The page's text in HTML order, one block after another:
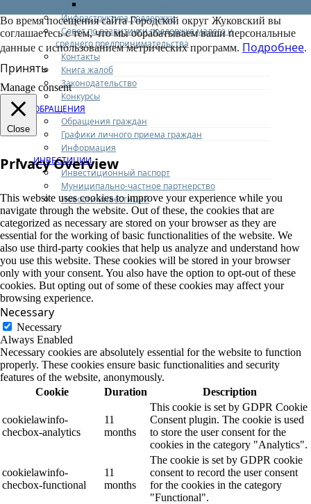
Инфраструктура поддержки
Совет по развитию и поддержке малого и
среднего предпринимательства
Контакты
Книга жалоб
Законодательство
Конкурсы
ОБРАЩЕНИЯ
Обращения граждан
Графики личного приема граждан
Информация
ИНВЕСТИЦИИ
Инвестиционный паспорт
Муниципально-частное партнерство
Новости инвестиций
Во время посещения сайта Городской округ Жуковский вы
соглашаетесь с тем, что мы обрабатываем ваши персональные
данные с использованием метрических программ. Подробнее.
Принять
Manage consent
Close
Privacy Overview
This website uses cookies to improve your experience while you
navigate through the website. Out of these, the cookies that are
categorized as necessary are stored on your browser as they are
essential for the working of basic functionalities of the website. We
also use third-party cookies that help us analyze and understand how
you use this website. These cookies will be stored in your browser
only with your consent. You also have the option to opt-out of these
cookies. But opting out of some of these cookies may affect your
browsing experience.
Necessary
Necessary
Always Enabled
Necessary cookies are absolutely essential for the website to function
properly. These cookies ensure basic functionalities and security
features of the website, anonymously.
Cookie
Duration Description
cookielawinfo-
checbox-analytics
11
months
This cookie is set by GDPR Cookie
Consent plugin. The cookie is used
to store the user consent for the
cookies in the category "Analytics".
cookielawinfo-
checbox-functional
11
months
The cookie is set by GDPR cookie
consent to record the user consent
for the cookies in the category
"Functional".